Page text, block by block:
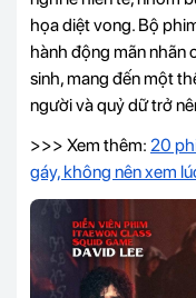
họa diệt vong. Bộ
hành động mãn nhãn
sinh, mang đến một
người và quỷ dữ trở
>>> Xem thêm: 20
gáy, không nên xem